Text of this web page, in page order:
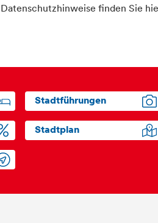
Datenschutzhinweise finden Sie
Stadtführungen
Stadtplan